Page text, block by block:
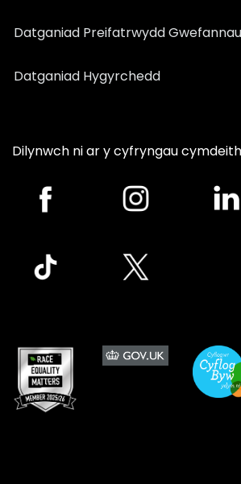
Datganiad Preifatrwydd Gwefannau
Datganiad Hygyrchedd
Dilynwch ni ar y cyfryngau